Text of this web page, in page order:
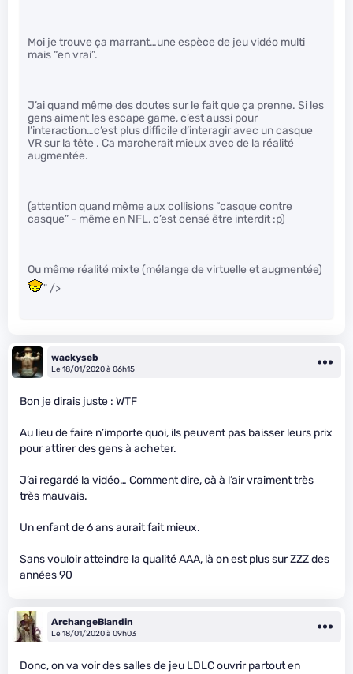
Moi je trouve ça marrant…une espèce de jeu vidéo multi
mais “en vrai”.
J’ai quand même des doutes sur le fait que ça prenne. Si les
gens aiment les escape game, c’est aussi pour
l’interaction…c’est plus difficile d’interagir avec un casque
VR sur la tête . Ca marcherait mieux avec de la réalité
augmentée.
(attention quand même aux collisions “casque contre
casque” - même en NFL, c’est censé être interdit :p)
Ou même réalité mixte (mélange de virtuelle et augmentée)
" />
wackyseb
Le 18/01/2020 à 06h15
Bon je dirais juste : WTF
Au lieu de faire n’importe quoi, ils peuvent pas baisser leurs prix
pour attirer des gens à acheter.
J’ai regardé la vidéo… Comment dire, cà à l’air vraiment très
très mauvais.
Un enfant de 6 ans aurait fait mieux.
Sans vouloir atteindre la qualité AAA, là on est plus sur ZZZ des
années 90
ArchangeBlandin
Le 18/01/2020 à 09h03
Donc, on va voir des salles de jeu LDLC ouvrir partout en